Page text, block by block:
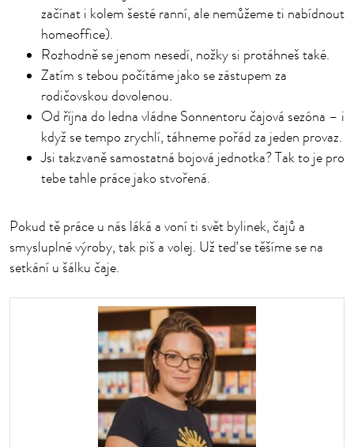
začínat i kolem šesté ranní, ale nemůžeme ti nabídnout
homeoffice).
Rozhodně se jenom nesedí, nožky si protáhneš také.
Zatím s tebou počítáme jako se zástupem za
rodičovskou dovolenou.
Od října do ledna vládne Sonnentoru čajová sezóna – i
když se tempo zrychlí, táhneme pořád za jeden provaz.
Jsi takzvaně samostatná bojová jednotka? Tak to je pro
tebe tahle práce jako stvořená.
Pokud tě práce u nás láká a voní ti svět bylinek, čajů a
smysluplné výroby, tak piš a volej. Už teď se těšíme se na
setkání u šálku čaje.